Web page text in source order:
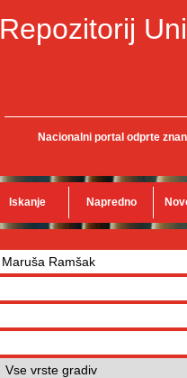
Repozitorij
Nacionalni portal odprte
Iskanje Napredno